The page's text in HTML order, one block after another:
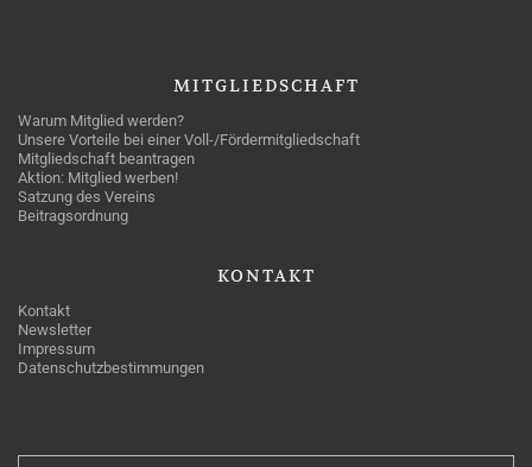
MITGLIEDSCHAFT
Warum Mitglied werden?
Unsere Vorteile bei einer Voll-/Fördermitgliedschaft
Mitgliedschaft beantragen
Aktion: Mitglied werben!
Satzung des Vereins
Beitragsordnung
KONTAKT
Kontakt
Newsletter
Impressum
Datenschutzbestimmungen